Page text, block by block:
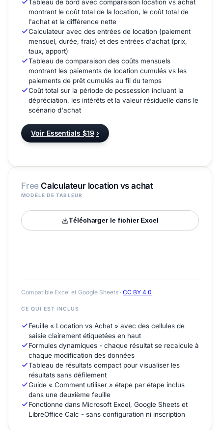
Free Calculateur location vs achat
MODÈLE DE TABLEUR
Télécharger le fichier Excel
Compatible Excel et Google Sheets · CC BY 4.0
CE QUI EST INCLUS
Feuille « Location vs Achat » avec des cellules de
saisie clairement étiquetées en haut
Formules dynamiques - chaque résultat se recalcule à
chaque modification des données
Tableau de résultats compact pour visualiser les
résultats sans défilement
Guide « Comment utiliser » étape par étape inclus
dans une deuxième feuille
Fonctionne dans Microsoft Excel, Google Sheets et
LibreOffice Calc - sans configuration ni inscription
Tableau de bord avec comparaison location vs achat
montrant le coût total de la location, le coût total de
l'achat et la différence nette
Calculateur avec des entrées de location (paiement
mensuel, durée, frais) et des entrées d'achat (prix,
taux, apport)
Tableau de comparaison des coûts mensuels
montrant les paiements de location cumulés vs les
paiements de prêt cumulés au fil du temps
Coût total sur la période de possession incluant la
dépréciation, les intérêts et la valeur résiduelle dans le
scénario d'achat
Voir Essentials $19 ›